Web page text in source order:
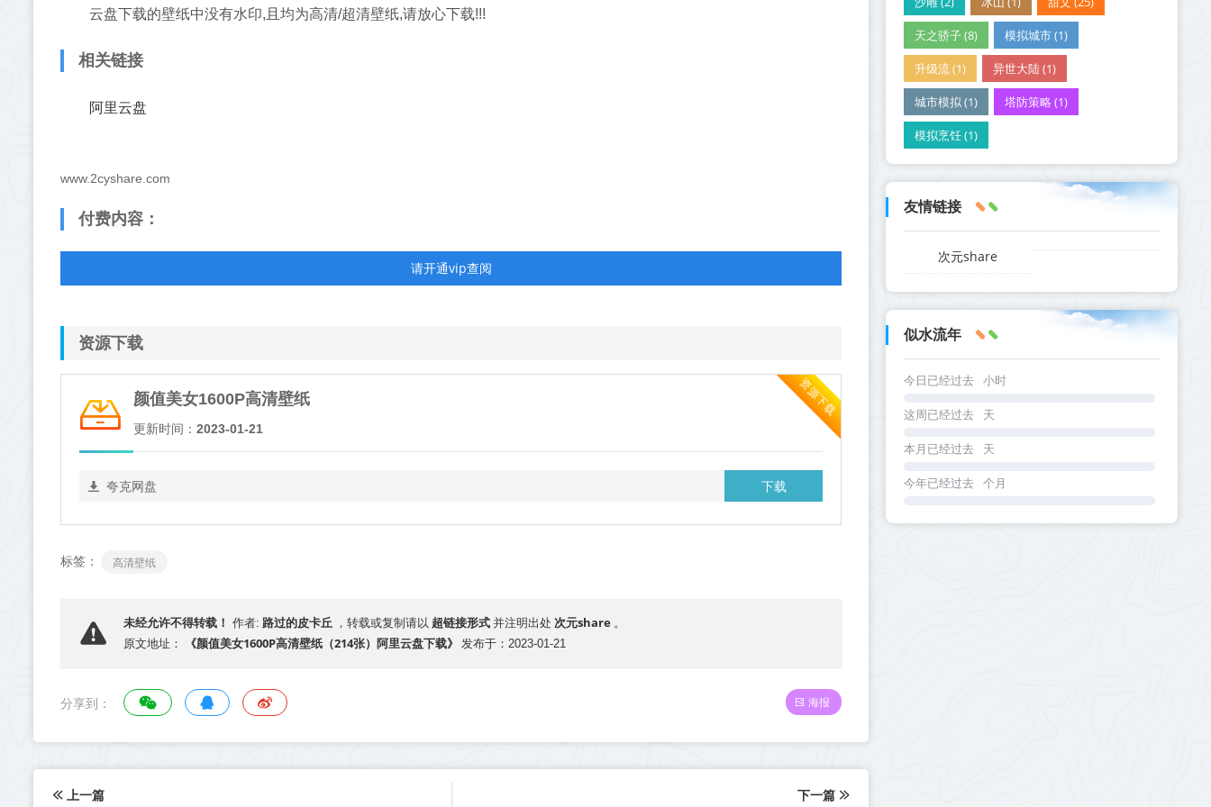
云盘下载的壁纸中没有水印,且均为高清/超清壁纸,请放心下载!!!
相关链接
阿里云盘
www.2cyshare.com
付费内容：
请开通vip查阅
资源下载
资源下载
颜值美女1600P高清壁纸
更新时间： 2023-01-21
下载
夸克网盘
标签： 高清壁纸
未经允许不得转载！ 作者: 路过的皮卡丘 ，转载或复制请以 超链接形式 并注明出处 次元share 。
原文地址：
《颜值美女1600P高清壁纸（214张）阿里云盘下载》 发布于：2023-01-21
分享到： 海报
上一篇 下一篇
天之骄子 (8) 模拟城市 (1)
升级流 (1) 异世大陆 (1)
城市模拟 (1) 塔防策略 (1)
模拟烹饪 (1)
友情链接
次元share
似水流年
今日已经过去 小时
这周已经过去 天
本月已经过去 天
今年已经过去 个月